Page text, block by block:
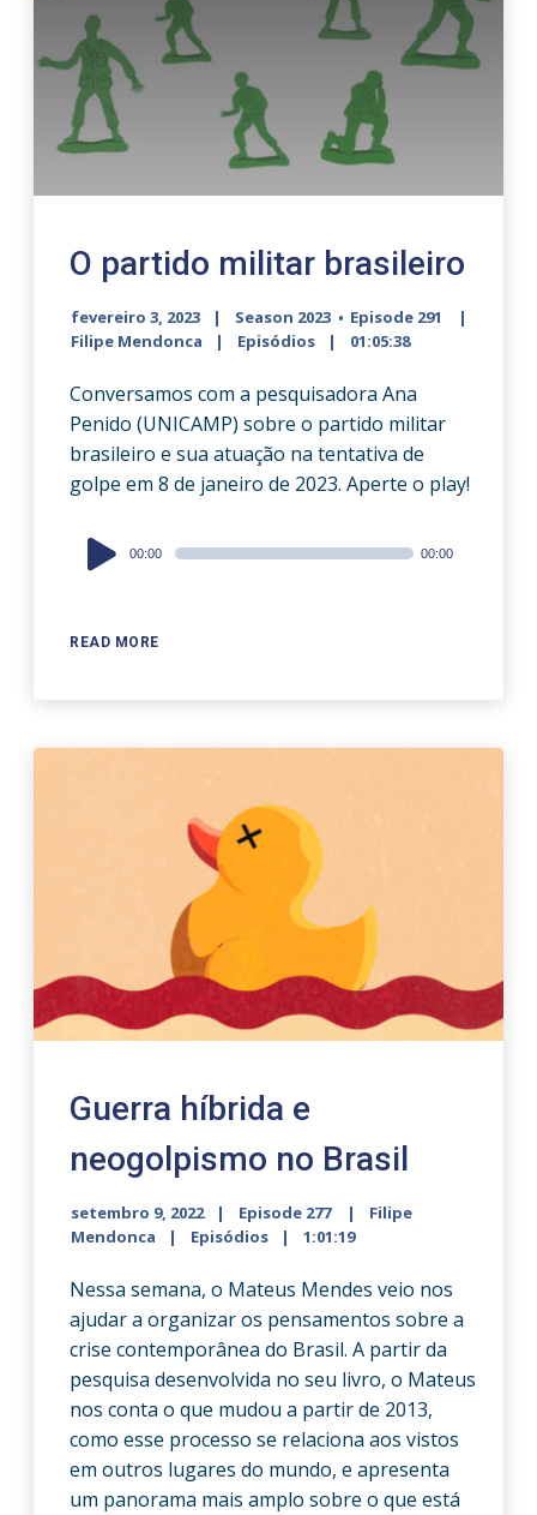
O partido militar brasileiro
fevereiro 3, 2023 Season 2023
Episode 291
Filipe Mendonca
Episódios 01:05:38
Conversamos com a pesquisadora Ana
Penido (UNICAMP) sobre o partido militar
brasileiro e sua atuação na tentativa de
golpe em 8 de janeiro de 2023. Aperte o play!
READ MORE
Audio
Player
00:00 00:00
Guerra híbrida e
neogolpismo no Brasil
setembro 9, 2022 Episode 277
Filipe
Mendonca
Episódios 1:01:19
Nessa semana, o Mateus Mendes veio nos
ajudar a organizar os pensamentos sobre a
crise contemporânea do Brasil. A partir da
pesquisa desenvolvida no seu livro, o Mateus
nos conta o que mudou a partir de 2013,
como esse processo se relaciona aos vistos
em outros lugares do mundo, e apresenta
um panorama mais amplo sobre o que está